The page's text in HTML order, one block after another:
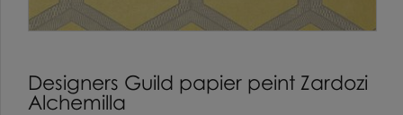
Designers Guild papier peint Zardozi
Alchemilla